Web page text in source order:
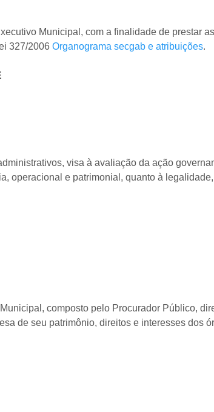
Municipal, com a finalidade de prestar
327/2006 Organograma secgab e atribuições.
visa à avaliação da ação
operacional e patrimonial, quanto à
composto pelo Procurador Público,
de seu patrimônio, direitos e interesses dos